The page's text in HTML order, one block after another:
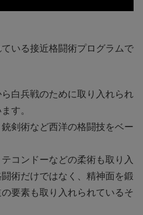
いる接近格闘術プログラムで
白兵戦のために取り入れられ
す。
剣術など西洋の格闘技をベー
コンドーなどの柔術も取り入
術だけではなく、精神面を鍛
要素も取り入れられているそ